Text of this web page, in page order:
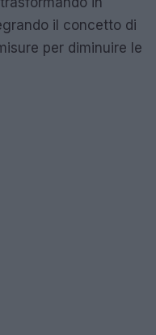
il concetto di
per diminuire le